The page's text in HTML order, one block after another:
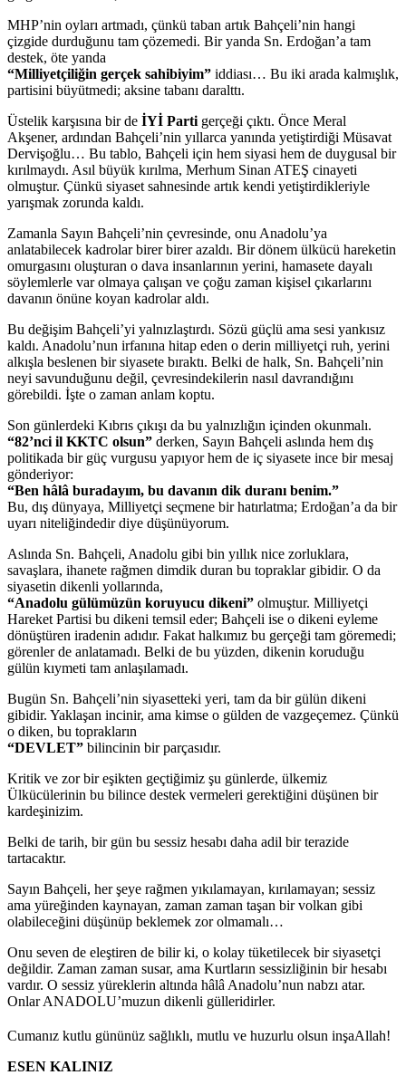
MHP’nin oyları artmadı, çünkü taban artık Bahçeli’nin hangi
çizgide durduğunu tam çözemedi. Bir yanda Sn. Erdoğan’a tam
destek, öte yanda
“Milliyetçiliğin gerçek sahibiyim” iddiası… Bu iki arada kalmışlık,
partisini büyütmedi; aksine tabanı daralttı.
Üstelik karşısına bir de İYİ Parti gerçeği çıktı. Önce Meral
Akşener, ardından Bahçeli’nin yıllarca yanında yetiştirdiği Müsavat
Dervişoğlu… Bu tablo, Bahçeli için hem siyasi hem de duygusal bir
kırılmaydı. Asıl büyük kırılma, Merhum Sinan ATEŞ cinayeti
olmuştur. Çünkü siyaset sahnesinde artık kendi yetiştirdikleriyle
yarışmak zorunda kaldı.
Zamanla Sayın Bahçeli’nin çevresinde, onu Anadolu’ya
anlatabilecek kadrolar birer birer azaldı. Bir dönem ülkücü hareketin
omurgasını oluşturan o dava insanlarının yerini, hamasete dayalı
söylemlerle var olmaya çalışan ve çoğu zaman kişisel çıkarlarını
davanın önüne koyan kadrolar aldı.
Bu değişim Bahçeli’yi yalnızlaştırdı. Sözü güçlü ama sesi yankısız
kaldı. Anadolu’nun irfanına hitap eden o derin milliyetçi ruh, yerini
alkışla beslenen bir siyasete bıraktı. Belki de halk, Sn. Bahçeli’nin
neyi savunduğunu değil, çevresindekilerin nasıl davrandığını
görebildi. İşte o zaman anlam koptu.
Son günlerdeki Kıbrıs çıkışı da bu yalnızlığın içinden okunmalı.
“82’nci il KKTC olsun” derken, Sayın Bahçeli aslında hem dış
politikada bir güç vurgusu yapıyor hem de iç siyasete ince bir mesaj
gönderiyor:
“Ben hâlâ buradayım, bu davanın dik duranı benim.”
Bu, dış dünyaya, Milliyetçi seçmene bir hatırlatma; Erdoğan’a da bir
uyarı niteliğindedir diye düşünüyorum.
Aslında Sn. Bahçeli, Anadolu gibi bin yıllık nice zorluklara,
savaşlara, ihanete rağmen dimdik duran bu topraklar gibidir. O da
siyasetin dikenli yollarında,
“Anadolu gülümüzün koruyucu dikeni” olmuştur. Milliyetçi
Hareket Partisi bu dikeni temsil eder; Bahçeli ise o dikeni eyleme
dönüştüren iradenin adıdır. Fakat halkımız bu gerçeği tam göremedi;
görenler de anlatamadı. Belki de bu yüzden, dikenin koruduğu
gülün kıymeti tam anlaşılamadı.
Bugün Sn. Bahçeli’nin siyasetteki yeri, tam da bir gülün dikeni
gibidir. Yaklaşan incinir, ama kimse o gülden de vazgeçemez. Çünkü
o diken, bu toprakların
“DEVLET” bilincinin bir parçasıdır.
Kritik ve zor bir eşikten geçtiğimiz şu günlerde, ülkemiz
Ülkücülerinin bu bilince destek vermeleri gerektiğini düşünen bir
kardeşinizim.
Belki de tarih, bir gün bu sessiz hesabı daha adil bir terazide
tartacaktır.
Sayın Bahçeli, her şeye rağmen yıkılamayan, kırılamayan; sessiz
ama yüreğinden kaynayan, zaman zaman taşan bir volkan gibi
olabileceğini düşünüp beklemek zor olmamalı…
Onu seven de eleştiren de bilir ki, o kolay tüketilecek bir siyasetçi
değildir. Zaman zaman susar, ama Kurtların sessizliğinin bir hesabı
vardır. O sessiz yüreklerin altında hâlâ Anadolu’nun nabzı atar.
Onlar ANADOLU’muzun dikenli gülleridirler.
Cumanız kutlu gününüz sağlıklı, mutlu ve huzurlu olsun inşaAllah!
ESEN KALINIZ